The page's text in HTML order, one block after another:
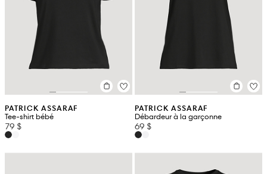
PATRICK ASSARAF
Tee-shirt bébé
79 $
PATRICK ASSARAF
Débardeur à la garçonne
69 $